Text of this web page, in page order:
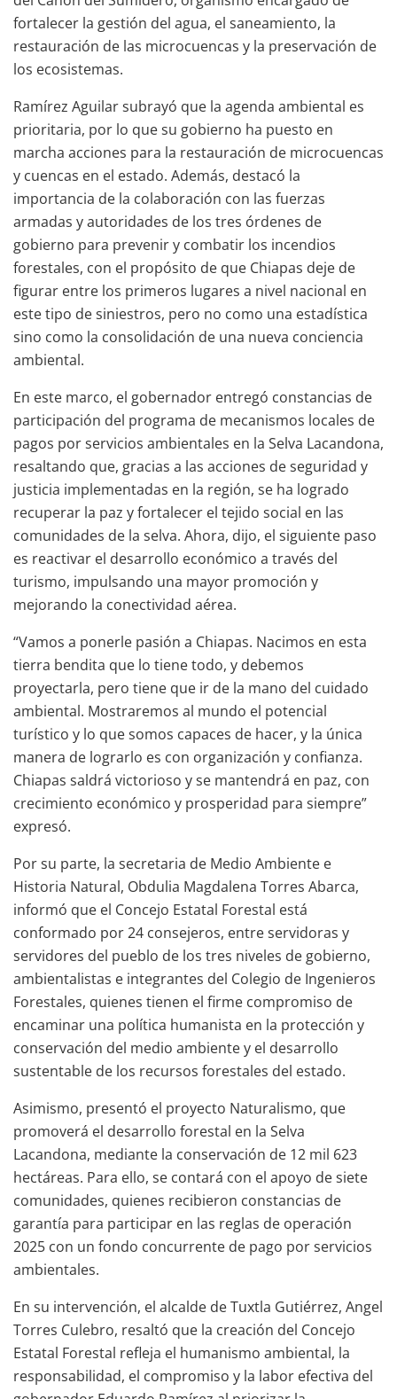
fortalecer la gestión del agua, el saneamiento, la
restauración de las microcuencas y la preservación de
los ecosistemas.
Ramírez Aguilar subrayó que la agenda ambiental es
prioritaria, por lo que su gobierno ha puesto en
marcha acciones para la restauración de microcuencas
y cuencas en el estado. Además, destacó la
importancia de la colaboración con las fuerzas
armadas y autoridades de los tres órdenes de
gobierno para prevenir y combatir los incendios
forestales, con el propósito de que Chiapas deje de
figurar entre los primeros lugares a nivel nacional en
este tipo de siniestros, pero no como una estadística
sino como la consolidación de una nueva conciencia
ambiental.
En este marco, el gobernador entregó constancias de
participación del programa de mecanismos locales de
pagos por servicios ambientales en la Selva Lacandona,
resaltando que, gracias a las acciones de seguridad y
justicia implementadas en la región, se ha logrado
recuperar la paz y fortalecer el tejido social en las
comunidades de la selva. Ahora, dijo, el siguiente paso
es reactivar el desarrollo económico a través del
turismo, impulsando una mayor promoción y
mejorando la conectividad aérea.
“Vamos a ponerle pasión a Chiapas. Nacimos en esta
tierra bendita que lo tiene todo, y debemos
proyectarla, pero tiene que ir de la mano del cuidado
ambiental. Mostraremos al mundo el potencial
turístico y lo que somos capaces de hacer, y la única
manera de lograrlo es con organización y confianza.
Chiapas saldrá victorioso y se mantendrá en paz, con
crecimiento económico y prosperidad para siempre”
expresó.
Por su parte, la secretaria de Medio Ambiente e
Historia Natural, Obdulia Magdalena Torres Abarca,
informó que el Concejo Estatal Forestal está
conformado por 24 consejeros, entre servidoras y
servidores del pueblo de los tres niveles de gobierno,
ambientalistas e integrantes del Colegio de Ingenieros
Forestales, quienes tienen el firme compromiso de
encaminar una política humanista en la protección y
conservación del medio ambiente y el desarrollo
sustentable de los recursos forestales del estado.
Asimismo, presentó el proyecto Naturalismo, que
promoverá el desarrollo forestal en la Selva
Lacandona, mediante la conservación de 12 mil 623
hectáreas. Para ello, se contará con el apoyo de siete
comunidades, quienes recibieron constancias de
garantía para participar en las reglas de operación
2025 con un fondo concurrente de pago por servicios
ambientales.
En su intervención, el alcalde de Tuxtla Gutiérrez, Angel
Torres Culebro, resaltó que la creación del Concejo
Estatal Forestal refleja el humanismo ambiental, la
responsabilidad, el compromiso y la labor efectiva del